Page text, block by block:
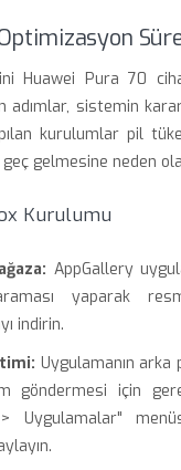
Huawei Pura 70
sistemin
kurulumlar pil
gelmesine neden
Kurulumu
AppGallery
yaparak
indirin.
Uygulamanın arka
göndermesi için
Uygulamalar"